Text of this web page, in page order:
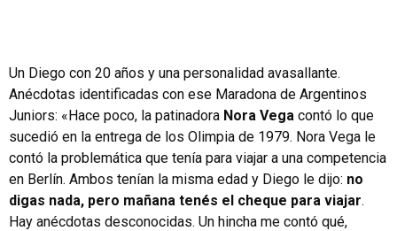
Un Diego con 20 años y una personalidad avasallante.
Anécdotas identificadas con ese Maradona de Argentinos
Juniors: «Hace poco, la patinadora Nora Vega contó lo que
sucedió en la entrega de los Olimpia de 1979. Nora Vega le
contó la problemática que tenía para viajar a una competencia
en Berlín. Ambos tenían la misma edad y Diego le dijo: no
digas nada, pero mañana tenés el cheque para viajar.
Hay anécdotas desconocidas. Un hincha me contó qué,